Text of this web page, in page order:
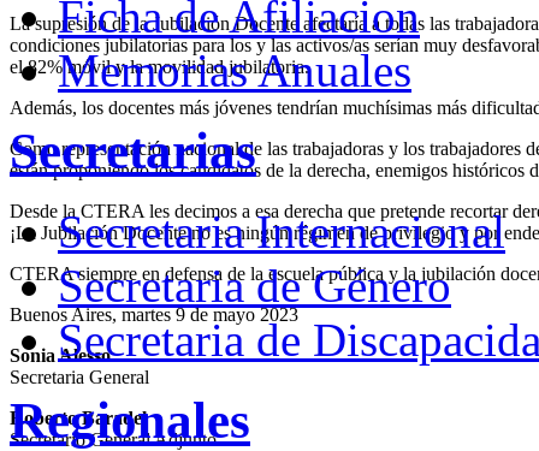
La supresión de la Jubilación Docente afectaría a todas las
condiciones jubilatorias para los y las activos/as serían muy
el 82% móvil y la movilidad jubilatoria.
Además, los docentes más jóvenes tendrían muchísimas más
Como representación nacional de las trabajadoras y los trabajadores
están proponiendo los candidatos de la derecha, enemigos históricos
Desde la CTERA les decimos a esa derecha que pretende recortar
¡La Jubilación Docente no es ningún régimen de privilegio y por
CTERA siempre en defensa de la escuela pública y la jubilación
Buenos Aires, martes 9 de mayo 2023
Sonia Alesso
Secretaria General
Roberto Baradel
Secretario General Adjunto
Ficha de Afiliacion
Memorias Anuales
Secretarias
Secretaria Internacional
Secretaria de Género
Secretaria de
Regionales